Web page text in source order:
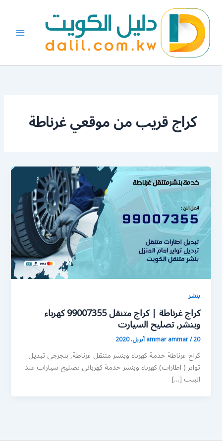
المحتوى
كراج قريب من موقعي غرناطة
بنشر
كراج غرناطة | كراج متنقل 99007355 كهرباء
وبنشر, تصليح السيارت
ammar ammar/20 أبريل، 2020
كراج غرناطة خدمة كهرباء وبنشر متنقل غرناطة, بنجرجي تبديل
تواير ( اطارات) كهرباء وبنشر خدمة كهربائي تصليح سيارات عند
البيت […]